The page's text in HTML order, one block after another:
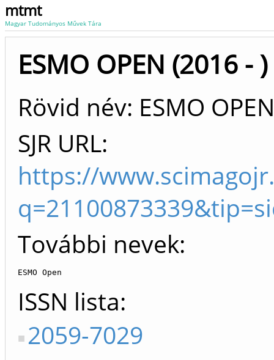
mtmt
Magyar Tudományos Művek Tára
ESMO OPEN (2016 - )
Rövid név: ESMO OPEN
SJR URL:
https://
További nevek:
ESMO Open
ISSN lista
2059-7029